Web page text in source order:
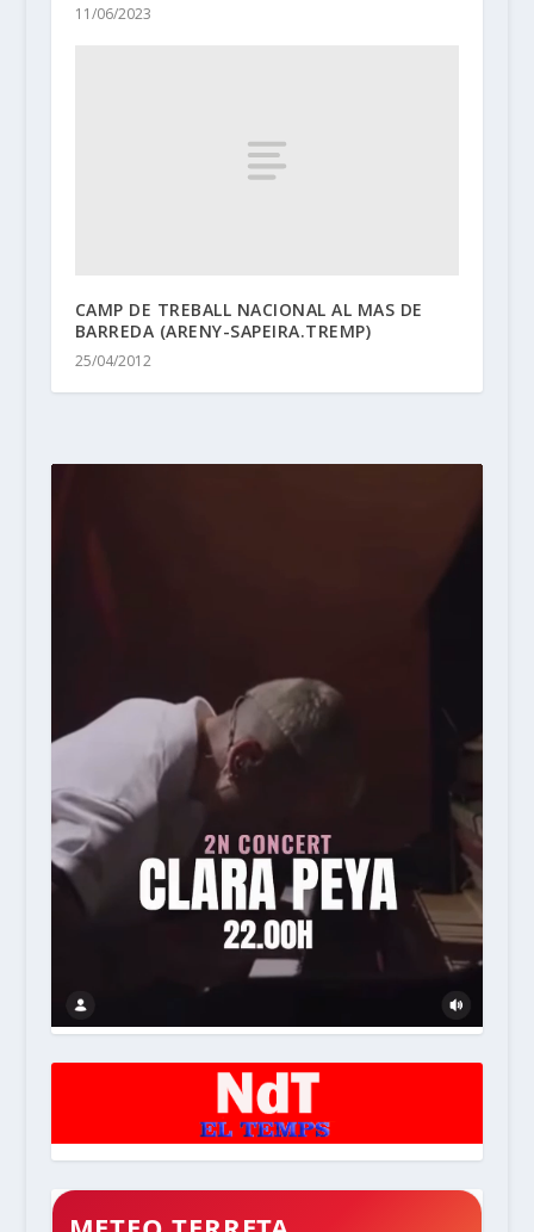
11/06/2023
CAMP DE TREBALL NACIONAL AL MAS DE
BARREDA (ARENY-SAPEIRA.TREMP)
25/04/2012